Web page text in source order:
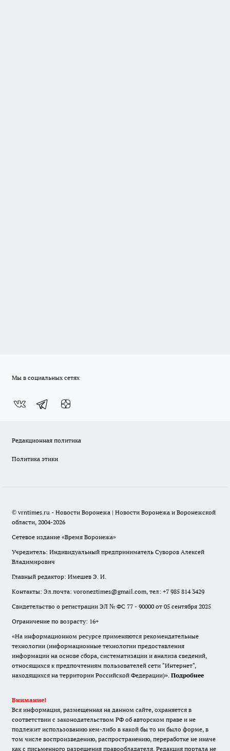
Мы в социальных сетях
Редакционная политика
Политика этики
© vrntimes.ru - Новости Воронежа | Новости Воронежа и Воронежской
области, 2004-2026
Сетевое издание «Время Воронежа»
Учредитель: Индивидуальный предприниматель Суворов Алексей
Владимирович
Главный редактор: Имешев Э. И.
Контакты: Эл.почта: voroneztimes@gmail.com, тел: +7 985 814 3429
Свидетельство о регистрации ЭЛ № ФС 77 - 90000 от 05 сентября 2025
Ограничение по возрасту: 16+
«На информационном ресурсе применяются рекомендательные
технологии (информационные технологии предоставления
информации на основе сбора, систематизации и анализа сведений,
относящихся к предпочтениям пользователей сети "Интернет",
находящихся на территории Российской Федерации)». Подробнее
Внимание!
Вся информация, размещенная на данном сайте, охраняется в
соответствии с законодательством РФ об авторском праве и не
подлежит использованию кем-либо в какой бы то ни было форме, в
том числе воспроизведению, распространению, переработке не иначе
как с письменного разрешения правообладателя. Редакция портала не